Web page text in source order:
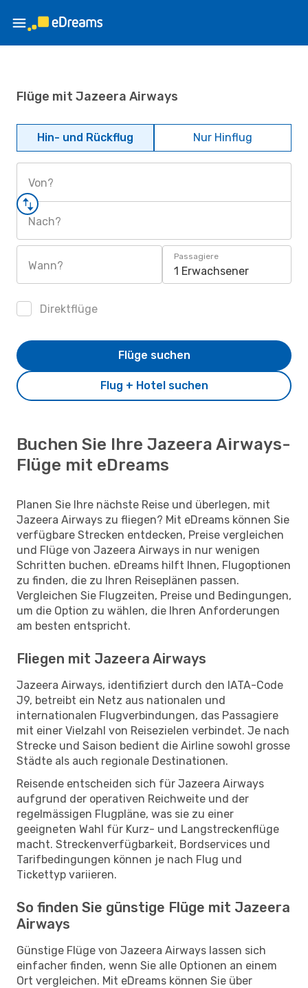
Flüge mit Jazeera Airways
Hin- und Rückflug Nur Hinflug
Von?
Nach?
Wann?
Passagiere
1 Erwachsener
Direktflüge
Flug + Hotel suchen
Flüge suchen
Buchen Sie Ihre Jazeera Airways-
Flüge mit eDreams
Planen Sie Ihre nächste Reise und überlegen, mit
Jazeera Airways zu fliegen? Mit eDreams können Sie
verfügbare Strecken entdecken, Preise vergleichen
und Flüge von Jazeera Airways in nur wenigen
Schritten buchen. eDreams hilft Ihnen, Flugoptionen
zu finden, die zu Ihren Reiseplänen passen.
Vergleichen Sie Flugzeiten, Preise und Bedingungen,
um die Option zu wählen, die Ihren Anforderungen
am besten entspricht.
Fliegen mit Jazeera Airways
Jazeera Airways, identifiziert durch den IATA-Code
J9, betreibt ein Netz aus nationalen und
internationalen Flugverbindungen, das Passagiere
mit einer Vielzahl von Reisezielen verbindet. Je nach
Strecke und Saison bedient die Airline sowohl grosse
Städte als auch regionale Destinationen.
Reisende entscheiden sich für Jazeera Airways
aufgrund der operativen Reichweite und der
regelmässigen Flugpläne, was sie zu einer
geeigneten Wahl für Kurz- und Langstreckenflüge
macht. Streckenverfügbarkeit, Bordservices und
Tarifbedingungen können je nach Flug und
Tickettyp variieren.
So finden Sie günstige Flüge mit Jazeera
Airways
Günstige Flüge von Jazeera Airways lassen sich
einfacher finden, wenn Sie alle Optionen an einem
Ort vergleichen. Mit eDreams können Sie über